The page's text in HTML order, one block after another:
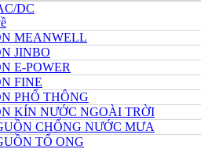
DC
MEANWELL
JINBO
E-POWER
FINE
PHỔ THÔNG
KÍN NƯỚC NGOÀI TRỜI
CHỐNG NƯỚC MƯA
TỔ ONG